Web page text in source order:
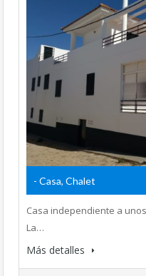
- Casa, Chalet
Casa independiente a
La…
Más detalles